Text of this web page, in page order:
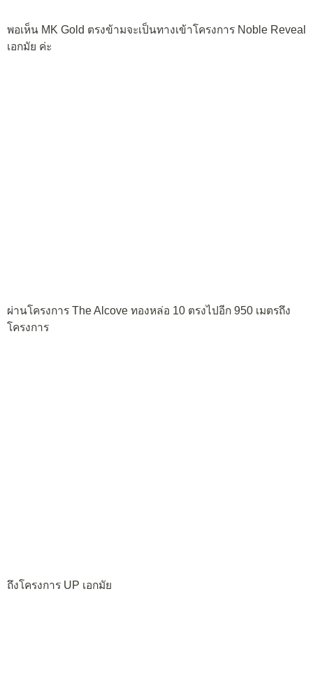
พอเห็น MK Gold ตรงข้ามจะเป็นทางเข้าโครงการ Noble Reveal
เอกมัย ค่ะ
ผ่านโครงการ The Alcove ทองหล่อ 10 ตรงไปอีก 950 เมตรถึง
โครงการ
ถึงโครงการ UP เอกมัย